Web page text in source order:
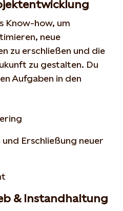
Know-how, um
neue
zu erschließen und die
zu gestalten. Du
Aufgaben in den
Erschließung neuer
& Instandhaltung